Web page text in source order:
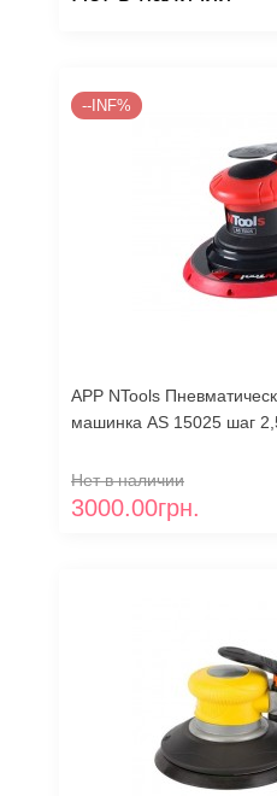
--INF%
APP NTools
машинка AS 15025 шаг
Нет в наличии
3000.00грн.